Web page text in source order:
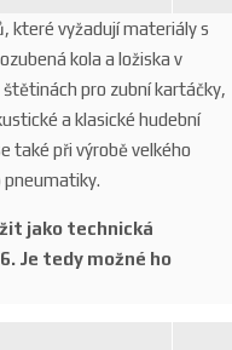
které vyžadují materiály s
kola a ložiska v
pro zubní kartáčky,
a klasické hudební
také při výrobě velkého
pneumatiky.
jako technická
Je tedy možné ho